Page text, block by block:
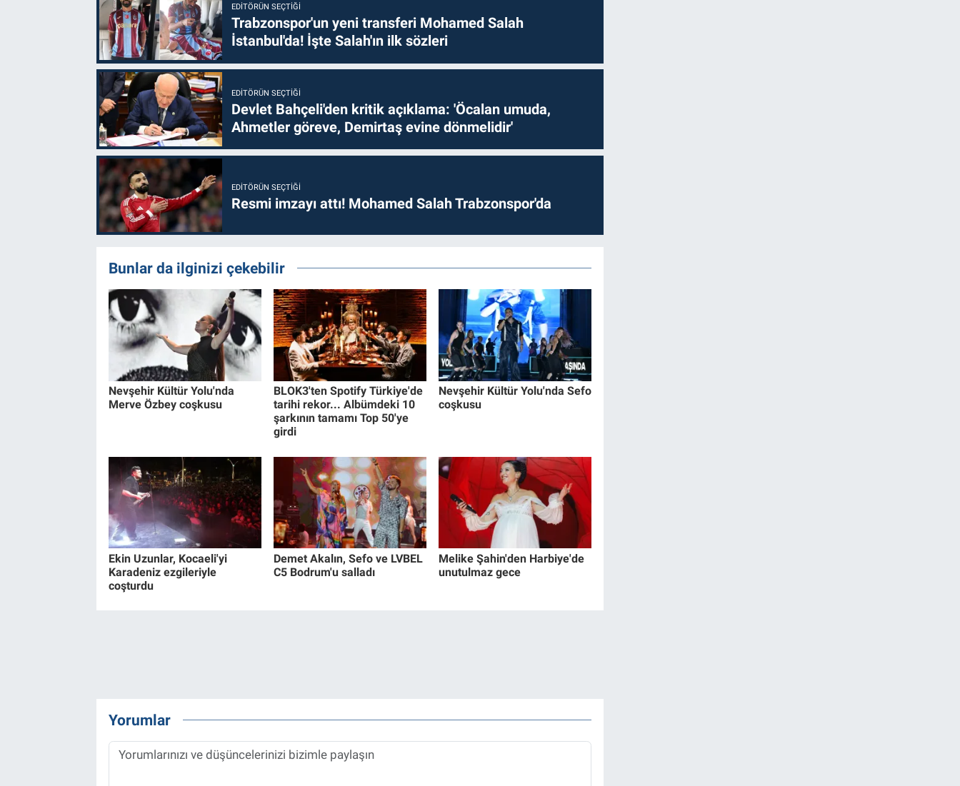
EDITÖRÜN SEÇTIĞI
Trabzonspor'un yeni transferi Mohamed Salah
İstanbul'da! İşte Salah'ın ilk sözleri
EDITÖRÜN SEÇTIĞI
Devlet Bahçeli'den kritik açıklama: 'Öcalan umuda,
Ahmetler göreve, Demirtaş evine dönmelidir'
EDITÖRÜN SEÇTIĞI
Resmi imzayı attı! Mohamed Salah Trabzonspor'da
Bunlar da ilginizi çekebilir
Nevşehir Kültür Yolu'nda
Merve Özbey coşkusu
BLOK3'ten Spotify Türkiye'de
tarihi rekor... Albümdeki 10
şarkının tamamı Top 50'ye
girdi
Nevşehir Kültür Yolu'nda Sefo
coşkusu
Ekin Uzunlar, Kocaeli'yi
Karadeniz ezgileriyle
coşturdu
Demet Akalın, Sefo ve LVBEL
C5 Bodrum'u salladı
Melike Şahin'den Harbiye'de
unutulmaz gece
Yorumlar